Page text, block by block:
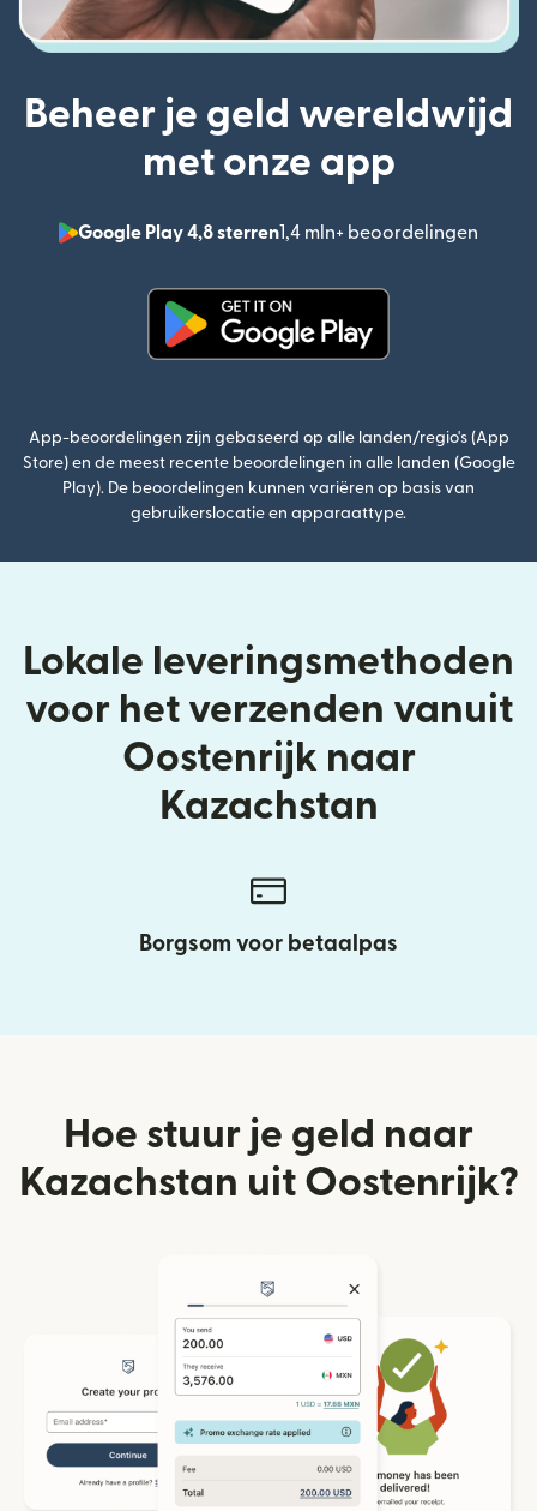
Beheer je geld wereldwijd
met onze app
Google Play 4,8 sterren1,4 mln+ beoordelingen
App-beoordelingen zijn gebaseerd op alle landen/regio's (App
Store) en de meest recente beoordelingen in alle landen (Google
Play). De beoordelingen kunnen variëren op basis van
gebruikerslocatie en apparaattype.
Lokale leveringsmethoden
voor het verzenden vanuit
Oostenrijk naar
Kazachstan
Borgsom voor betaalpas
Hoe stuur je geld naar
Kazachstan uit Oostenrijk?